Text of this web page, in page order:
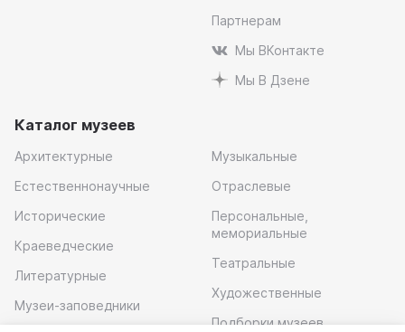
Партнерам
Мы ВКонтакте
Мы В Дзене
Каталог музеев
Архитектурные
Естественнонаучные
Исторические
Краеведческие
Литературные
Музеи-заповедники
Музыкальные
Отраслевые
Персональные,
мемориальные
Театральные
Художественные
Подборки музеев